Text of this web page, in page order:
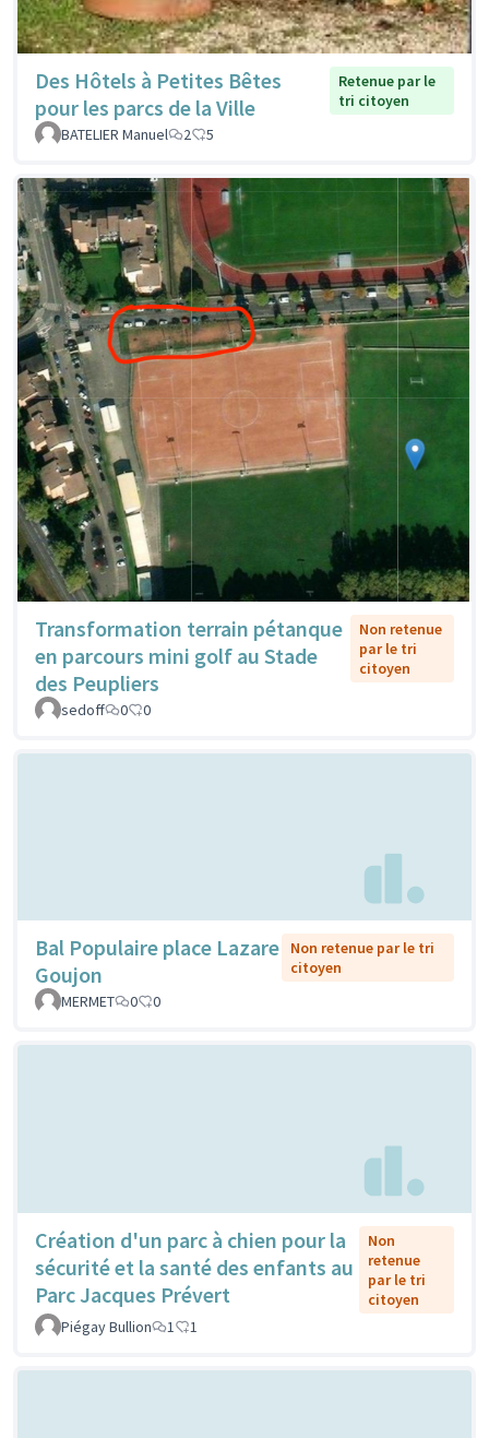
Des Hôtels à Petites Bêtes
pour les parcs de la Ville
Retenue par le
tri citoyen
BATELIER Manuel
2 5
Transformation terrain pétanque
en parcours mini golf au Stade
des Peupliers
Non retenue
par le tri
citoyen
sedoff 0 0
Bal Populaire place Lazare
Goujon
Non retenue par le tri
citoyen
MERMET
0 0
Création d'un parc à chien pour la
sécurité et la santé des enfants au
Parc Jacques Prévert
Non
retenue
par le tri
citoyen
Piégay Bullion
1 1